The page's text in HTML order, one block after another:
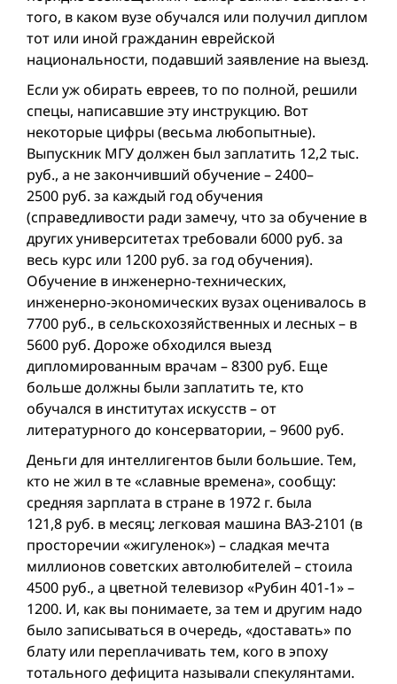
того, в каком вузе обучался или получил диплом
тот или иной гражданин еврейской
национальности, подавший заявление на выезд.
Если уж обирать евреев, то по полной, решили
спецы, написавшие эту инструкцию. Вот
некоторые цифры (весьма любопытные).
Выпускник МГУ должен был заплатить 12,2 тыс.
руб., а не закончивший обучение – 2400–
2500 руб. за каждый год обучения
(справедливости ради замечу, что за обучение в
других университетах требовали 6000 руб. за
весь курс или 1200 руб. за год обучения).
Обучение в инженерно-технических,
инженерно-экономических вузах оценивалось в
7700 руб., в сельскохозяйственных и лесных – в
5600 руб. Дороже обходился выезд
дипломированным врачам – 8300 руб. Еще
больше должны были заплатить те, кто
обучался в институтах искусств – от
литературного до консерватории, – 9600 руб.
Деньги для интеллигентов были большие. Тем,
кто не жил в те «славные времена», сообщу:
средняя зарплата в стране в 1972 г. была
121,8 руб. в месяц; легковая машина ВАЗ-2101 (в
просторечии «жигуленок») – сладкая мечта
миллионов советских автолюбителей – стоилa
4500 руб., а цветной телевизор «Рубин 401-1» –
1200. И, как вы понимаете, за тем и другим надо
было записываться в очередь, «доставать» по
блату или переплачивать тем, кого в эпоху
тотального дефицита называли спекулянтами.